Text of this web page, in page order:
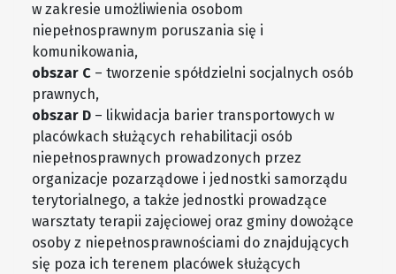
w zakresie umożliwienia osobom
niepełnosprawnym poruszania się i
komunikowania,
obszar C – tworzenie spółdzielni socjalnych osób
prawnych,
obszar D – likwidacja barier transportowych w
placówkach służących rehabilitacji osób
niepełnosprawnych prowadzonych przez
organizacje pozarządowe i jednostki samorządu
terytorialnego, a także jednostki prowadzące
warsztaty terapii zajęciowej oraz gminy dowożące
osoby z niepełnosprawnościami do znajdujących
się poza ich terenem placówek służących